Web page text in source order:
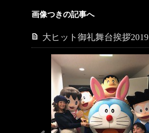
画像つきの記事へ
大ヒット御礼舞台挨拶2019